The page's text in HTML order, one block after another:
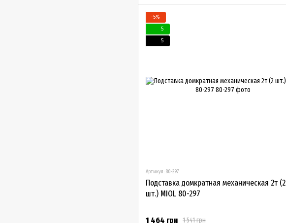
−5%
5
5
Артикул: 80-297
Подставка домкратная механическая 2т (2
шт.) MIOL 80-297
1 541 грн
1 464 грн